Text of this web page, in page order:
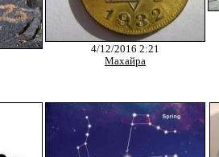
4/12/2016 2:21
Махайра